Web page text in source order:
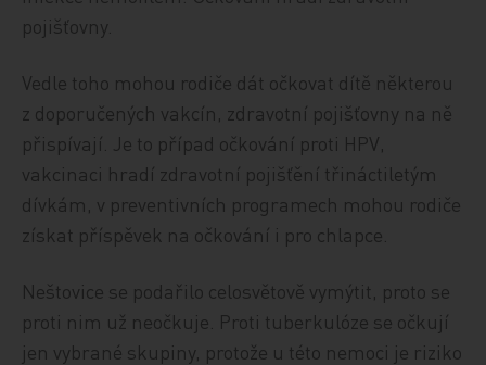
pojišťovny.
Vedle toho mohou rodiče dát očkovat dítě některou
z doporučených vakcín, zdravotní pojišťovny na ně
přispívají. Je to případ očkování proti HPV,
vakcinaci hradí zdravotní pojišťění třináctiletým
dívkám, v preventivních programech mohou rodiče
získat příspěvek na očkování i pro chlapce.
Neštovice se podařilo celosvětově vymýtit, proto se
proti nim už neočkuje. Proti tuberkulóze se očkují
jen vybrané skupiny, protože u této nemoci je riziko